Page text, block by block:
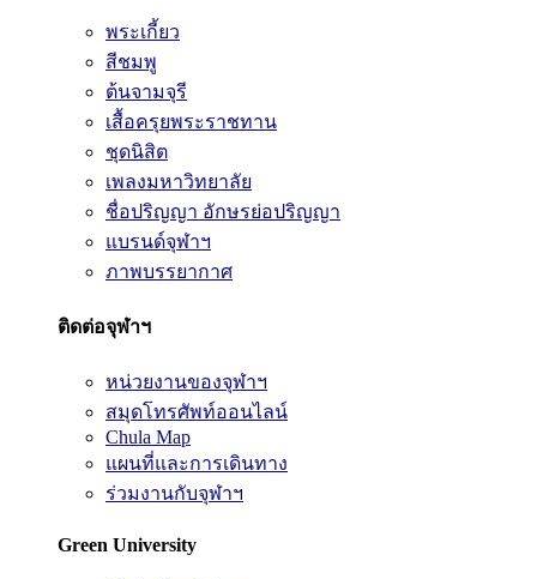
พระเกี้ยว
สีชมพู
ต้นจามจุรี
เสื้อครุยพระราชทาน
ชุดนิสิต
เพลงมหาวิทยาลัย
ชื่อปริญญา อักษรย่อปริญญา
แบรนด์จุฬาฯ
ภาพบรรยากาศ
ติดต่อจุฬาฯ
หน่วยงานของจุฬาฯ
สมุดโทรศัพท์ออนไลน์
Chula Map
แผนที่และการเดินทาง
ร่วมงานกับจุฬาฯ
Green University